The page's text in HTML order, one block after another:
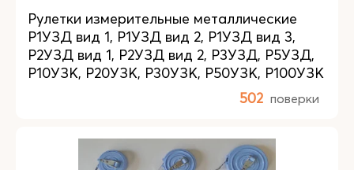
Рулетки измерительные металлические
Р1УЗД вид 1, Р1УЗД вид 2, Р1УЗД вид 3,
Р2УЗД вид 1, Р2УЗД вид 2, Р3УЗД, Р5УЗД,
Р10УЗК, Р20УЗК, Р30УЗК, Р50УЗК, Р100УЗК
502 поверки